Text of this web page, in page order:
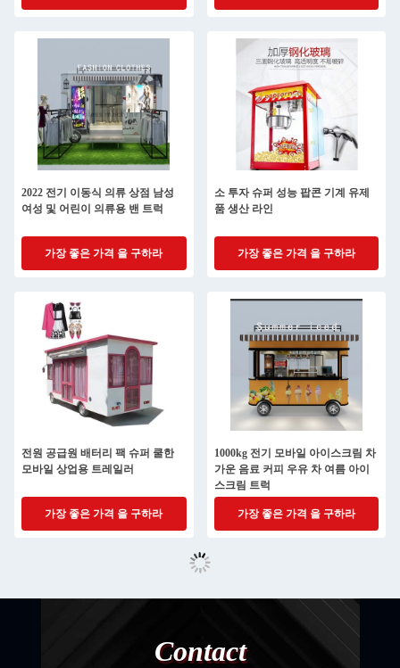
2022 전기 이동식 의류 상점 남성
여성 및 어린이 의류용 밴 트럭
가장 좋은 가격 을 구하라
소 투자 슈퍼 성능 팝콘 기계 유제
품 생산 라인
가장 좋은 가격 을 구하라
전원 공급원 배터리 팩 슈퍼 쿨한
모바일 상업용 트레일러
가장 좋은 가격 을 구하라
1000kg 전기 모바일 아이스크림 차
가운 음료 커피 우유 차 여름 아이
스크림 트럭
가장 좋은 가격 을 구하라
Contact